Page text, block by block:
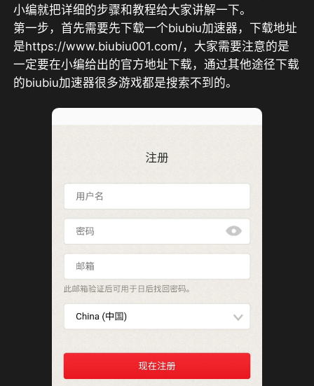
小编就把详细的步骤和教程给大家讲解一下。
第一步，首先需要先下载一个biubiu加速器，下载地址
是https://www.biubiu001.com/，大家需要注意的是
一定要在小编给出的官方地址下载，通过其他途径下载
的biubiu加速器很多游戏都是搜索不到的。